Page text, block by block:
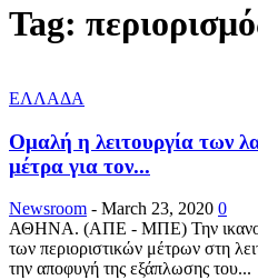
Tag:
ΕΛΛΑΔΑ
Ομαλή η λειτουργία των
μέτρα για τον...
Newsroom - March 23, 2020 0
ΑΘΗΝΑ. (ΑΠΕ - ΜΠΕ) Την
των περιοριστικών μέτρων στη
την αποφυγή της εξάπλωσης του...